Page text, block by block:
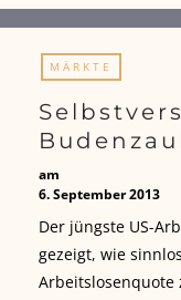
MÄRKTE
am
6. September 2013
Der jüngste US-
gezeigt, wie
Arbeitslosenquote